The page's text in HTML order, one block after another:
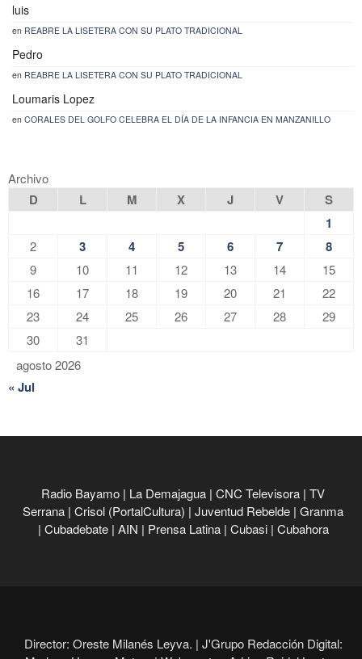
luis
en REABRE LA LISETERA CON SU PLATO TRADICIONAL
Pedro
en REABRE LA LISETERA CON SU PLATO TRADICIONAL
Loumaris Lopez
en CORALES DEL GOLFO CELEBRA EL DÍA DE LA INFANCIA EN MANZANILLO
Archivo
agosto 2026
D L M X J V
S
1
2 3 4 5 6 7 8
9 10 11 12 13 14
15
16
17 18 19 20 21
22
23
24 25 26 27 28
29
30
31
« Jul
Radio Bayamo | La Demajagua | CNC Televisora | TV
Serrana | Crisol (PortalCultura) | Juventud Rebelde | Granma
| Cubadebate | AIN | Prensa Latina | Cubasi | Cubahora
Director: Oreste Milanés Leyva. | J'Grupo Redacción Digital: